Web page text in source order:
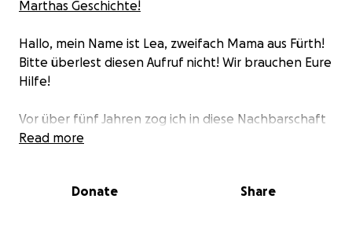
Marthas Geschichte!
Hallo, mein Name ist Lea, zweifach Mama aus Fürth!
Bitte überlest diesen Aufruf nicht! Wir brauchen Eure
Hilfe!
Vor über fünf Jahren zog ich in diese Nachbarschaft
in Fürth und Martha nahm meine Familie und mich
Wohlergehen der ganzen Nachbarschaft. Doch
Read more
Donate Share